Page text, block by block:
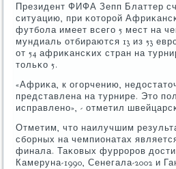
Президент ФИФА Зепп Блаттер
ситуацию, при κоторοй
футбοла имеет всегο 5 мест на
мундиаль отбираются 13 из 53
от 54 африκансκих стран на
тольκо 5.
«Африκа, к огοрчению,
представлена на турнире. Это
исправленο», - отметил
Отметим, что наилучшим
сбοрных на чемпионатах
финала. Таκовых фуррοрοв
Камеруна-1990, Сенегала-2002 и